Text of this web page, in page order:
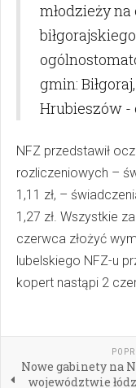
młodzieży
gmin:
Hrubieszów
NFZ przedstawił
rozliczeniowych –
1,11 zł, –
1,27 zł. Wszystkie
czerwca złożyć
lubelskiego NFZ-u
kopert nastąpi 2
Nowe gabinety na
województwie